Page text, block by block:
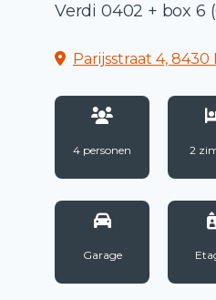
Verdi 0402 + box 6
Parijsstraat 4,
4 personen 2
Garage